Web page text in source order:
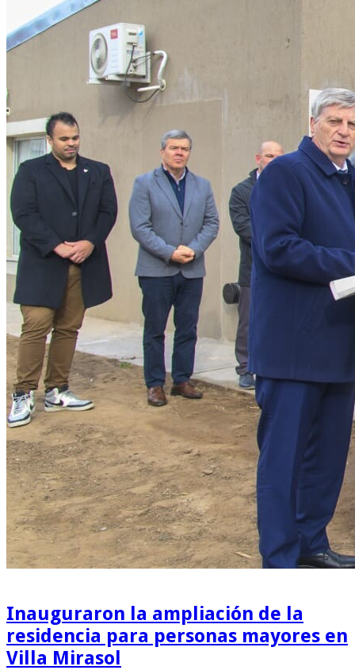
Inauguraron la ampliación de la
residencia para personas mayores en
Villa Mirasol